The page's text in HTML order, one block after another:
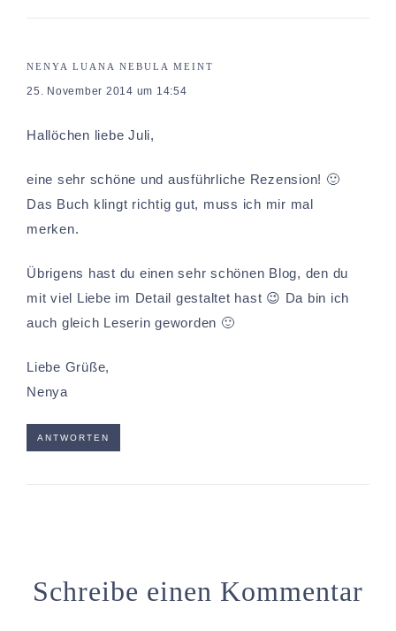
NENYA LUANA NEBULA MEINT
25. November 2014 um 14:54
Hallöchen liebe Juli,
eine sehr schöne und ausführliche Rezension! 🙂
Das Buch klingt richtig gut, muss ich mir mal
merken.
Übrigens hast du einen sehr schönen Blog, den du
mit viel Liebe im Detail gestaltet hast 😉 Da bin ich
auch gleich Leserin geworden 🙂
Liebe Grüße,
Nenya
ANTWORTEN
Schreibe einen Kommentar